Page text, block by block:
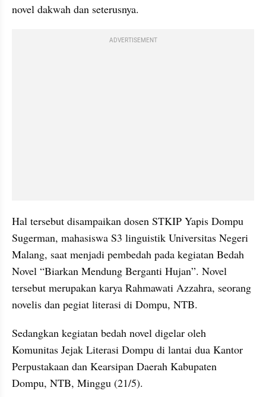
novel dakwah dan seterusnya.
ADVERTISEMENT
Hal tersebut disampaikan dosen STKIP Yapis Dompu
Sugerman, mahasiswa S3 linguistik Universitas Negeri
Malang, saat menjadi pembedah pada kegiatan Bedah
Novel “Biarkan Mendung Berganti Hujan”. Novel
tersebut merupakan karya Rahmawati Azzahra, seorang
novelis dan pegiat literasi di Dompu, NTB.
Sedangkan kegiatan bedah novel digelar oleh
Komunitas Jejak Literasi Dompu di lantai dua Kantor
Perpustakaan dan Kearsipan Daerah Kabupaten
Dompu, NTB, Minggu (21/5).